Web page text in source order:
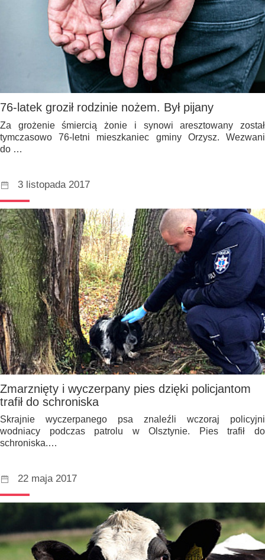
76-latek groził rodzinie nożem. Był pijany
Za grożenie śmiercią żonie i synowi aresztowany został
tymczasowo 76-letni mieszkaniec gminy Orzysz. Wezwani
do …
3 listopada 2017
Zmarznięty i wyczerpany pies dzięki policjantom
trafił do schroniska
Skrajnie wyczerpanego psa znaleźli wczoraj policyjni
wodniacy podczas patrolu w Olsztynie. Pies trafił do
schroniska.…
22 maja 2017